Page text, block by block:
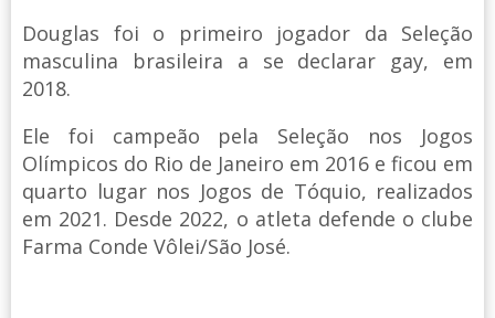
Douglas foi o primeiro jogador da Seleção
masculina brasileira a se declarar gay, em
2018.
Ele foi campeão pela Seleção nos Jogos
Olímpicos do Rio de Janeiro em 2016 e ficou em
quarto lugar nos Jogos de Tóquio, realizados
em 2021. Desde 2022, o atleta defende o clube
Farma Conde Vôlei/São José.